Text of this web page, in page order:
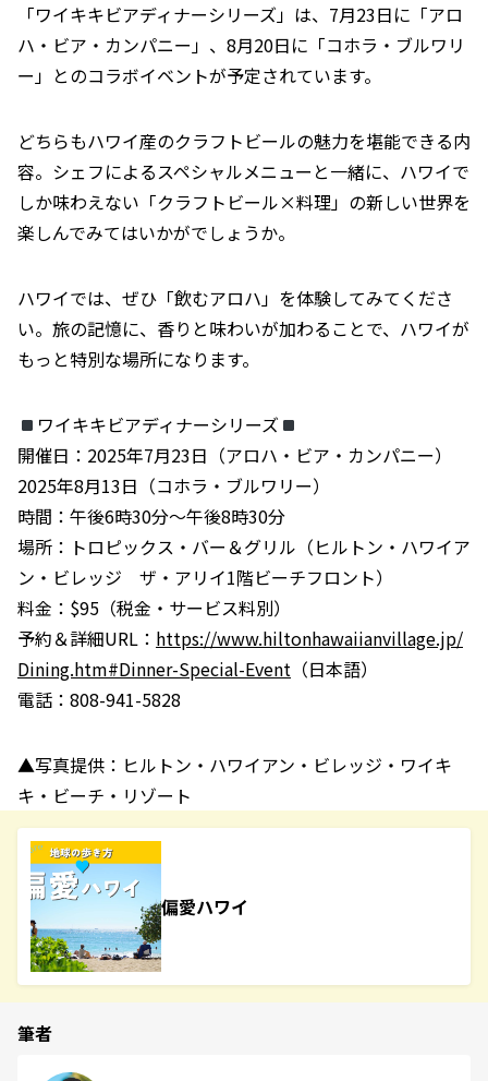
「ワイキキビアディナーシリーズ」は、7月23日に「アロ
ハ・ビア・カンパニー」、8月20日に「コホラ・ブルワリ
ー」とのコラボイベントが予定されています。
どちらもハワイ産のクラフトビールの魅力を堪能できる内
容。シェフによるスペシャルメニューと一緒に、ハワイで
しか味わえない「クラフトビール×料理」の新しい世界を
楽しんでみてはいかがでしょうか。
ハワイでは、ぜひ「飲むアロハ」を体験してみてくださ
い。旅の記憶に、香りと味わいが加わることで、ハワイが
もっと特別な場所になります。
ワイキキビアディナーシリーズ
開催日：2025年7月23日（アロハ・ビア・カンパニー）
2025年8月13日（コホラ・ブルワリー）
時間： 午後6時30分〜午後8時30分
場所： トロピックス・バー＆グリル（ヒルトン・ハワイア
ン・ビレッジ ザ・アリイ1階ビーチフロント）
料金：$95（税金・サービス料別）
予約＆詳細URL： https://www.hiltonhawaiianvillage.jp/
Dining.htm#Dinner-Special-Event （日本語）
電話：808-941-5828
▲写真提供：ヒルトン・ハワイアン・ビレッジ・ワイキ
キ・ビーチ・リゾート
偏愛ハワイ
筆者